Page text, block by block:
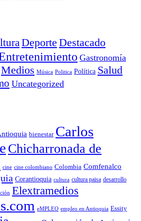
Deporte Destacado
Gastronomía
Medios Música Politica Política Salud
Uncategorized
bienestar Carlos
Chicharronada de
cine cine colombiano Colombia Comfenalco
Corantioquia cultura cultura paisa desarrollo
Elextramedios
eMPLEO empleo en Antioquia Essity